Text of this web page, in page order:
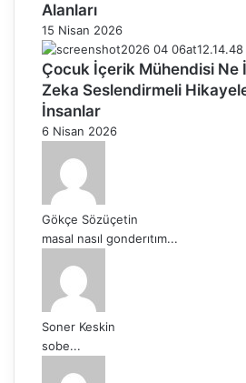
Alanları
15 Nisan 2026
Çocuk İçerik Mühendisi Ne
Zeka Seslendirmeli
İnsanlar
6 Nisan 2026
Gökçe Sözüçetin
masal nasıl gonderıtım...
Soner Keskin
sobe...